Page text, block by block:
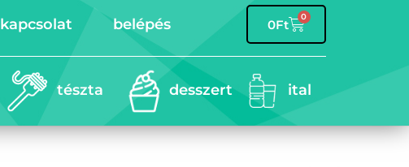
kapcsolat belépés 0Ft 0
tészta desszert ital